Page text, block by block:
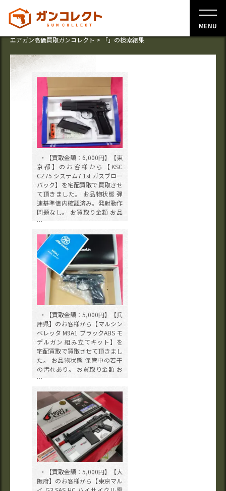
MENU
エアガン高価買取ガンコレクト>「」の検索結果
・【買取金額：6,000円】【東
京都】のお客様から【KSC
CZ75 システム7 1st ガスブロー
バック】を宅配買取で買取させ
て頂きました。 お品物状態 弾
速基準値内確認済み。発射動作
問題なし。 お買取り金額 お品
…
・【買取金額：5,000円】【兵
庫県】のお客様から【マルシン
ベレッタ M9A1 ブラックABS モ
デルガン 組み立てキット】を
宅配買取で買取させて頂きまし
た。 お品物状態 保管中の若干
の汚れあり。 お買取り金額 お
…
・【買取金額：5,000円】【大
阪府】のお客様から【東京マル